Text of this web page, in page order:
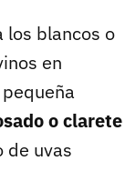
los blancos o
en
o clarete
de uvas